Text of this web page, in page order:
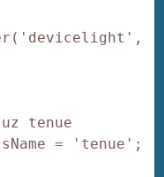
tenue
= 'tenue';